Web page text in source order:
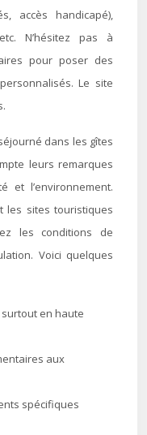
accès handicapé),
N’hésitez pas à
pour poser des
Le site
dans les gîtes
leurs remarques
et l’environnement.
les sites touristiques
les conditions de
Voici quelques
surtout en haute
aux
spécifiques